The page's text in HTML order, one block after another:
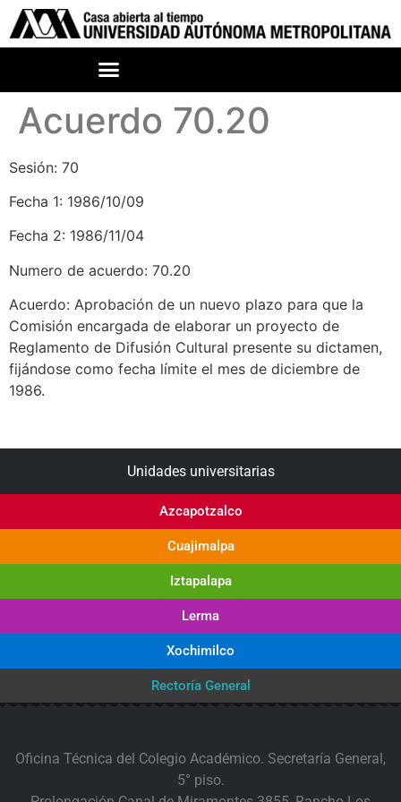
Acuerdo 70.20
Sesión: 70
Fecha 1: 1986/10/09
Fecha 2: 1986/11/04
Numero de acuerdo: 70.20
Acuerdo: Aprobación de un nuevo plazo para que la
Comisión encargada de elaborar un proyecto de
Reglamento de Difusión Cultural presente su dictamen,
fijándose como fecha límite el mes de diciembre de
1986.
Unidades universitarias
Azcapotzalco
Cuajimalpa
Iztapalapa
Lerma
Xochimilco
Rectoría General
Oficina Técnica del Colegio Académico. Secretaría General,
5° piso.